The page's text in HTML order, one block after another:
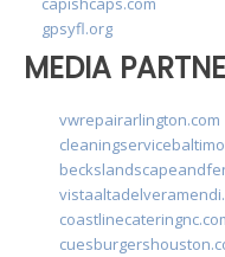
gpsyfl.org
MEDIA
vwrepairarlington.com